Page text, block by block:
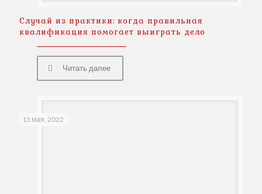
Случай из практики: когда правильная
квалификация помогает выиграть дело
Читать далее
13 мая, 2022